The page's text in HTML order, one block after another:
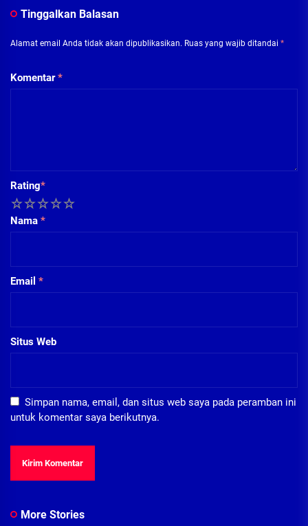
Tinggalkan Balasan
Alamat email Anda tidak akan dipublikasikan. Ruas yang wajib ditandai *
Komentar*
Rating*
5
4
3
2
Nama *
Email *
Situs Web
Simpan nama, email, dan situs web saya pada peramban ini
untuk komentar saya berikutnya.
More Stories